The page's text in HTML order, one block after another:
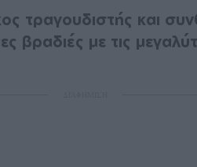
τραγουδιστής και
βραδιές με τις